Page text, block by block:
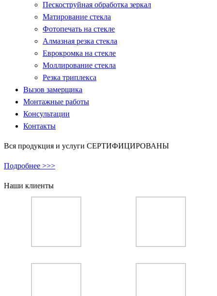
Пескоструйная обработка зеркал
Матирование стекла
Фотопечать на стекле
Алмазная резка стекла
Еврокромка на стекле
Моллирование стекла
Резка триплекса
Вызов замерщика
Монтажные работы
Консультации
Контакты
Вся продукция и услуги СЕРТИФИЦИРОВАНЫ
Подробнее >>>
Наши клиенты